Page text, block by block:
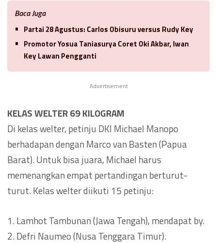
Baca Juga
Partai 28 Agustus: Carlos Obisuru versus Rudy Key
Promotor Yosua Taniasurya Coret Oki Akbar, Iwan
Key Lawan Pengganti
Advertisement
KELAS WELTER 69 KILOGRAM
Di kelas welter, petinju DKI Michael Manopo
berhadapan dengan Marco van Basten (Papua
Barat). Untuk bisa juara, Michael harus
memenangkan empat pertandingan berturut-
turut. Kelas welter diikuti 15 petinju:
1. Lamhot Tambunan (Jawa Tengah), mendapat by.
2. Defri Naumeo (Nusa Tenggara Timur).